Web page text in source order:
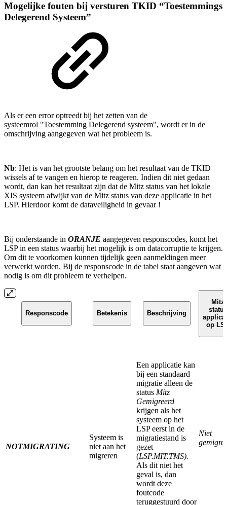
Mogelijke fouten bij versturen TKID “Toestemmings
Delegerend Systeem”
Als er een error optreedt bij het zetten van de
systeemrol "Toestemming Delegerend systeem", wordt er in de
omschrijving aangegeven wat het probleem is.
Nb: Het is van het grootste belang om het resultaat van de TKID
wissels af te vangen en hierop te reageren. Indien dit niet gedaan
wordt, dan kan het resultaat zijn dat de Mitz status van het lokale
XIS systeem afwijkt van de Mitz status van deze applicatie in het
LSP. Hierdoor komt de dataveiligheid in gevaar !
Bij onderstaande in ORANJE aangegeven responscodes, komt het
LSP in een status waarbij het mogelijk is om datacorruptie te krijgen.
Om dit te voorkomen kunnen tijdelijk geen aanmeldingen meer
verwerkt worden. Bij de responscode in de tabel staat aangeven wat
nodig is om dit probleem te verhelpen.
Responscode Betekenis Beschrijving
Mitz
status
op
NOTMIGRATING
Systeem is
niet aan het
migreren
Een applicatie kan
bij een standaard
migratie alleen de
status Mitz
Gemigreerd
krijgen als het
systeem op het
LSP eerst in de
migratiestand is
gezet
(LSP.MIT.TMS).
Als dit niet het
geval is, dan
wordt deze
foutcode
teruggestuurd door
Niet